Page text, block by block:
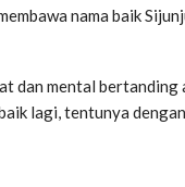
nama baik
dan mental
lagi, tentunya